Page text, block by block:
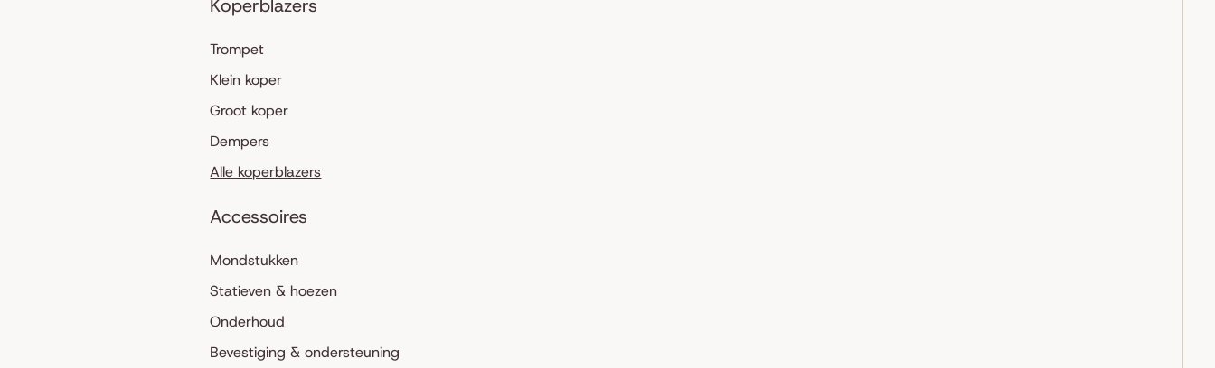
Koperblazers
Trompet
Klein koper
Groot koper
Dempers
Alle koperblazers
Accessoires
Mondstukken
Statieven & hoezen
Onderhoud
Bevestiging & ondersteuning